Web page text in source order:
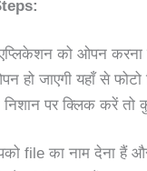
को ओपन करना
हो जाएगी यहाँ से
पर क्लिक करें
file का नाम देना हैं